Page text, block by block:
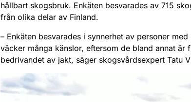
hållbart skogsbruk. Enkäten besvarades av 715
från olika delar av Finland.
– Enkäten besvarades i synnerhet av personer
väcker många känslor, eftersom de bland annat
bedrivandet av jakt, säger skogsvårdsexpert Tatu